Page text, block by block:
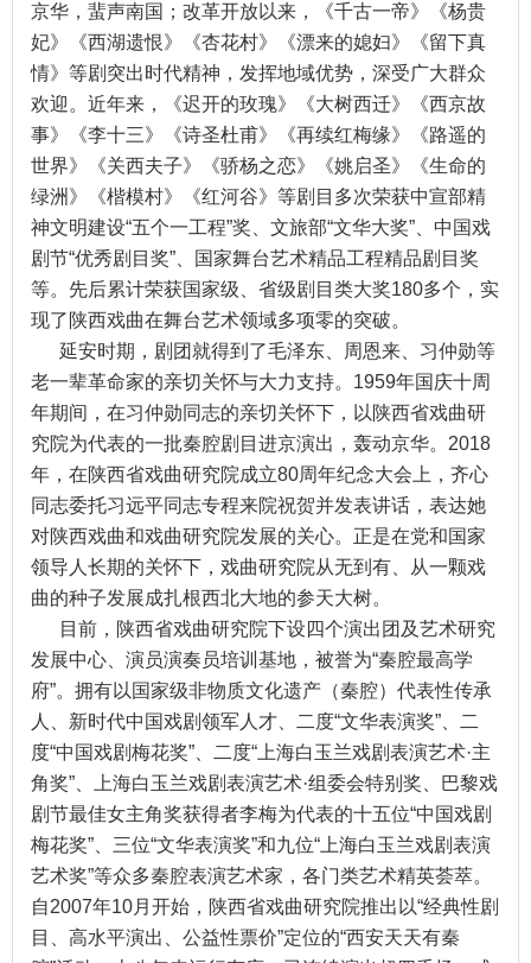
京华，蜚声南国；改革开放以来，《千古一帝》《杨贵
妃》《西湖遗恨》《杏花村》《漂来的媳妇》《留下真
情》等剧突出时代精神，发挥地域优势，深受广大群众
欢迎。近年来，《迟开的玫瑰》《大树西迁》《西京故
事》《李十三》《诗圣杜甫》《再续红梅缘》《路遥的
世界》《关西夫子》《骄杨之恋》《姚启圣》《生命的
绿洲》《楷模村》《红河谷》等剧目多次荣获中宣部精
神文明建设“五个一工程”奖、文旅部“文华大奖”、中国戏
剧节“优秀剧目奖”、国家舞台艺术精品工程精品剧目奖
等。先后累计荣获国家级、省级剧目类大奖180多个，实
现了陕西戏曲在舞台艺术领域多项零的突破。
延安时期，剧团就得到了毛泽东、周恩来、习仲勋等
老一辈革命家的亲切关怀与大力支持。1959年国庆十周
年期间，在习仲勋同志的亲切关怀下，以陕西省戏曲研
究院为代表的一批秦腔剧目进京演出，轰动京华。2018
年，在陕西省戏曲研究院成立80周年纪念大会上，齐心
同志委托习远平同志专程来院祝贺并发表讲话，表达她
对陕西戏曲和戏曲研究院发展的关心。正是在党和国家
领导人长期的关怀下，戏曲研究院从无到有、从一颗戏
曲的种子发展成扎根西北大地的参天大树。
目前，陕西省戏曲研究院下设四个演出团及艺术研究
发展中心、演员演奏员培训基地，被誉为“秦腔最高学
府”。拥有以国家级非物质文化遗产（秦腔）代表性传承
人、新时代中国戏剧领军人才、二度“文华表演奖”、二
度“中国戏剧梅花奖”、二度“上海白玉兰戏剧表演艺术·主
角奖”、上海白玉兰戏剧表演艺术·组委会特别奖、巴黎戏
剧节最佳女主角奖获得者李梅为代表的十五位“中国戏剧
梅花奖”、三位“文华表演奖”和九位“上海白玉兰戏剧表演
艺术奖”等众多秦腔表演艺术家，各门类艺术精英荟萃。
自2007年10月开始，陕西省戏曲研究院推出以“经典性剧
目、高水平演出、公益性票价”定位的“西安天天有秦